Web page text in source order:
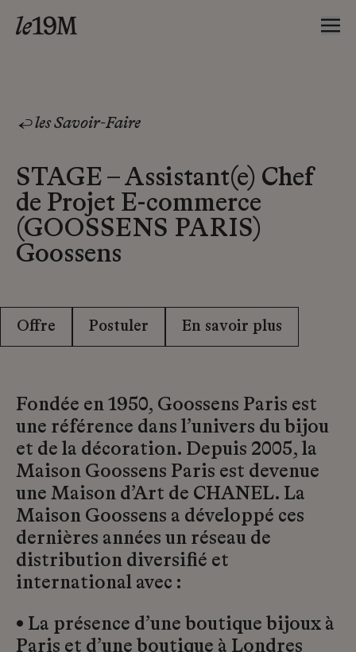
les Savoir-Faire
STAGE – Assistant(e) Chef
de Projet E-commerce
(GOOSSENS PARIS)
Goossens
Offre Postuler En savoir plus
Fondée en 1950, Goossens Paris est
une référence dans l’univers du bijou
et de la décoration. Depuis 2005, la
Maison Goossens Paris est devenue
une Maison d’Art de CHANEL. La
Maison Goossens a développé ces
dernières années un réseau de
distribution diversifié et
international avec :
• La présence d’une boutique bijoux à
Paris et d’une boutique à Londres